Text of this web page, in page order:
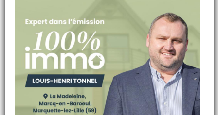
dépit de cela, j'ai été très satisfait
de la prestation, de la qualité des
prospects amenés par l'agence et
la disponibilité de l'agent